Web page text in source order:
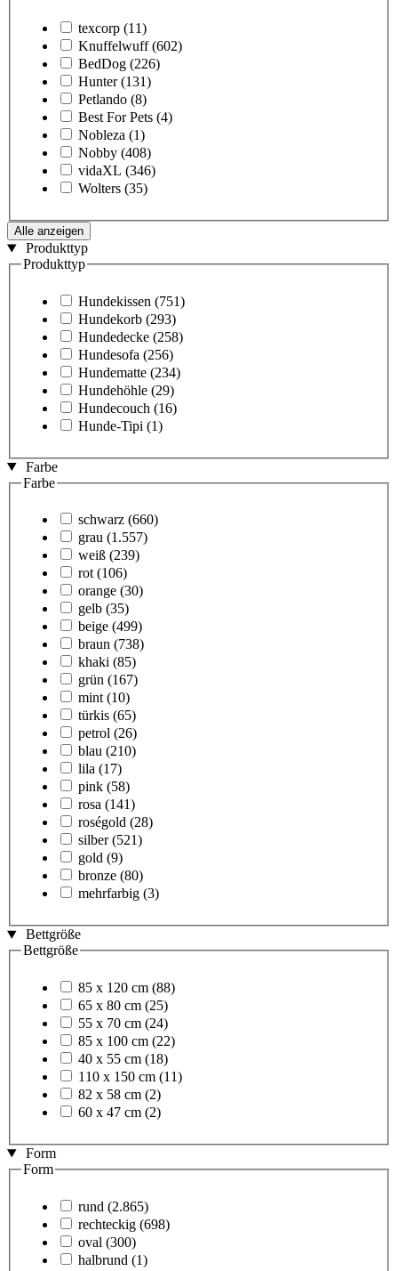
texcorp (11)
Knuffelwuff (602)
BedDog (226)
Hunter (131)
Petlando (8)
Best For Pets (4)
Nobleza (1)
Nobby (408)
vidaXL (346)
Wolters (35)
Alle anzeigen
Produkttyp
Produkttyp
Hundekissen (751)
Hundekorb (293)
Hundedecke (258)
Hundesofa (256)
Hundematte (234)
Hundehöhle (29)
Hundecouch (16)
Hunde-Tipi (1)
Farbe
Farbe
schwarz (660)
grau (1.557)
weiß (239)
rot (106)
orange (30)
gelb (35)
beige (499)
braun (738)
khaki (85)
grün (167)
mint (10)
türkis (65)
petrol (26)
blau (210)
lila (17)
pink (58)
rosa (141)
roségold (28)
silber (521)
gold (9)
bronze (80)
mehrfarbig (3)
Bettgröße
Bettgröße
85 x 120 cm (88)
65 x 80 cm (25)
55 x 70 cm (24)
85 x 100 cm (22)
40 x 55 cm (18)
110 x 150 cm (11)
82 x 58 cm (2)
60 x 47 cm (2)
Form
Form
rund (2.865)
rechteckig (698)
oval (300)
halbrund (1)